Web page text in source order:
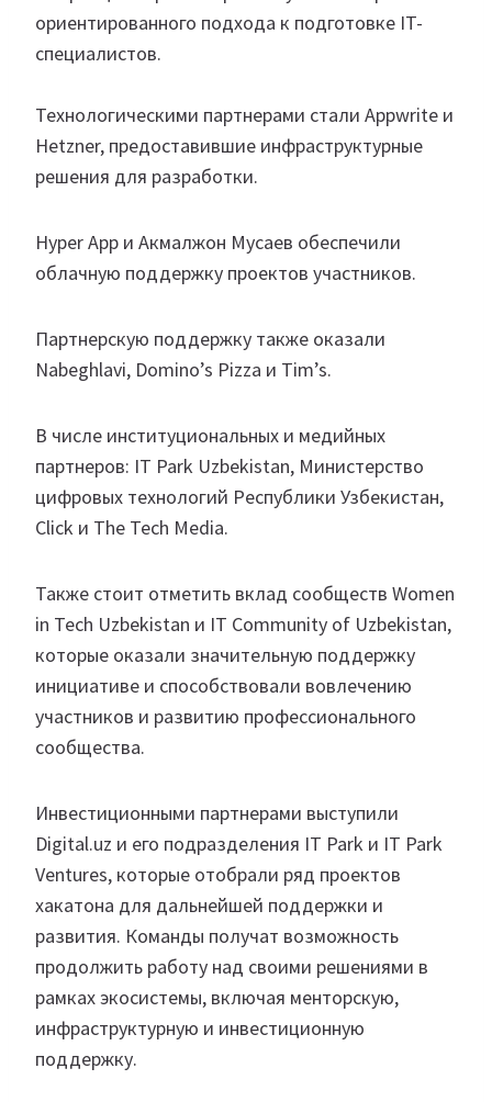
ориентированного подхода к подготовке IT-
специалистов.
Технологическими партнерами стали Appwrite и
Hetzner, предоставившие инфраструктурные
решения для разработки.
Hyper App и Акмалжон Мусаев обеспечили
облачную поддержку проектов участников.
Партнерскую поддержку также оказали
Nabeghlavi, Domino’s Pizza и Tim’s.
В числе институциональных и медийных
партнеров: IT Park Uzbekistan, Министерство
цифровых технологий Республики Узбекистан,
Click и The Tech Media.
Также стоит отметить вклад сообществ Women
in Tech Uzbekistan и IT Community of Uzbekistan,
которые оказали значительную поддержку
инициативе и способствовали вовлечению
участников и развитию профессионального
сообщества.
Инвестиционными партнерами выступили
Digital.uz и его подразделения IT Park и IT Park
Ventures, которые отобрали ряд проектов
хакатона для дальнейшей поддержки и
развития. Команды получат возможность
продолжить работу над своими решениями в
рамках экосистемы, включая менторскую,
инфраструктурную и инвестиционную
поддержку.